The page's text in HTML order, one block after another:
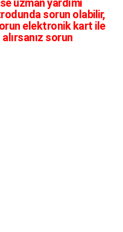
sorun olabilir,
elektronik kart ile
sorun